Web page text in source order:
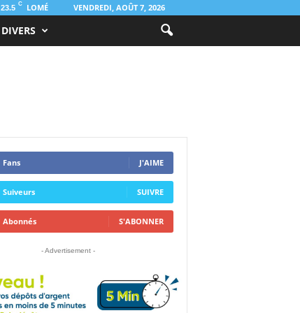
23.5 C LOMÉ VENDREDI, AOÛT 7, 2026
DIVERS
Fans J'AIME
Suiveurs SUIVRE
Abonnés S'ABONNER
- Advertisement -